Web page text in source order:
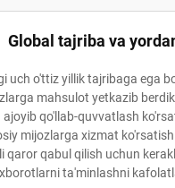
Global tajriba va
uch o'ttiz yillik tajribaga ega
mahsulot yetkazib
ajoyib qo'llab-quvvatlash
mijozlarga xizmat
qaror qabul qilish uchun
ta'minlashni